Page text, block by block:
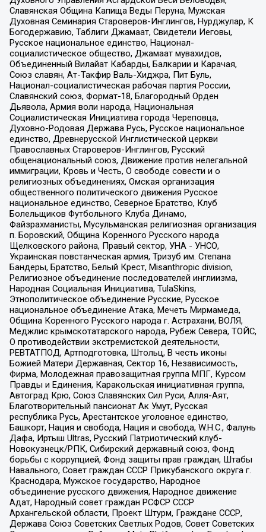
Славянская Община Капища Веды Перуна, Мужская
Духовная Семинария Староверов-Инглингов, Нурджулар, К
Богодержавию, Таблиги Джамаат, Свидетели Иеговы,
Русское национальное единство, Национал-
социалистическое общество, Джамаат мувахидов,
Объединенный Вилайат Кабарды, Балкарии и Карачая,
Союз славян, Ат-Такфир Валь-Хиджра, Пит Буль,
Национал-социалистическая рабочая партия России,
Славянский союз, Формат-18, Благородный Орден
Дьявола, Армия воли народа, Национальная
Социалистическая Инициатива города Череповца,
Духовно-Родовая Держава Русь, Русское национальное
единство, Древнерусской Инглистической церкви
Православных Староверов-Инглингов, Русский
общенациональный союз, Движение против нелегальной
иммиграции, Кровь и Честь, О свободе совести и о
религиозных объединениях, Омская организация
общественного политического движения Русское
национальное единство, Северное Братство, Клуб
Болельщиков Футбольного Клуба Динамо,
Файзрахманисты, Мусульманская религиозная организация
п. Боровский, Община Коренного Русского народа
Щелковского района, Правый сектор, УНА - УНСО,
Украинская повстанческая армия, Тризуб им. Степана
Бандеры, Братство, Белый Крест, Misanthropic division,
Религиозное объединение последователей инглиизма,
Народная Социальная Инициатива, TulaSkins,
Этнополитическое объединение Русские, Русское
национальное объединение Атака, Мечеть Мирмамеда,
Община Коренного Русского народа г. Астрахани, ВОЛЯ,
Меджлис крымскотатарского народа, Рубеж Севера, ТОЙС,
О противодействии экстремистской деятельности,
РЕВТАТПОД, Артподготовка, Штольц, В честь иконы
Божией Матери Державная, Сектор 16, Независимость,
Фирма, Молодежная правозащитная группа МПГ, Курсом
Правды и Единения, Каракольская инициативная группа,
Автоград Крю, Союз Славянских Сил Руси, Алля-Аят,
Благотворительный пансионат Ак Умут, Русская
республика Русь, Арестантское уголовное единство,
Башкорт, Нация и свобода, Нация и свобода, W.H.С., Фалунь
Дафа, Иртыш Ultras, Русский Патриотический клуб-
Новокузнецк/РПК, Сибирский державный союз, Фонд
борьбы с коррупцией, Фонд защиты прав граждан, Штабы
Навального, Совет граждан СССР Прикубанского округа г.
Краснодара, Мужское государство, Народное
объединение русского движения, Народное движение
Адат, Народный совет граждан РСФСР СССР
Архангельской области, Проект Штурм, Граждане СССР,
Держава Союз Советских Светлых Родов, Совет Советских